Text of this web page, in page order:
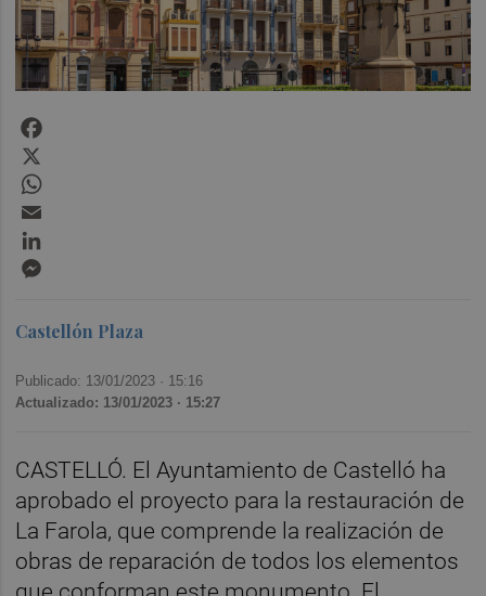
Castellón Plaza
Publicado: 13/01/2023 · 15:16
Actualizado: 13/01/2023 · 15:27
CASTELLÓ. El Ayuntamiento de Castelló ha
aprobado el proyecto para la restauración de
La Farola, que comprende la realización de
obras de reparación de todos los elementos